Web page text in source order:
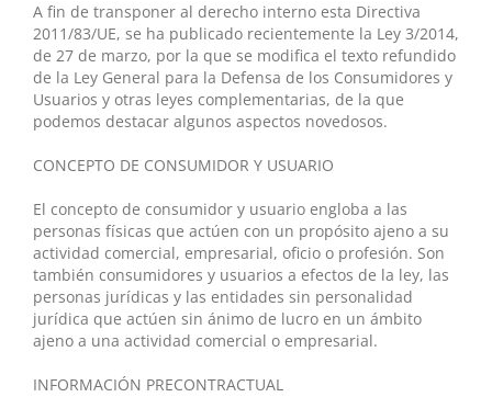
A fin de transponer al derecho interno esta Directiva
2011/83/UE, se ha publicado recientemente la Ley 3/2014,
de 27 de marzo, por la que se modifica el texto refundido
de la Ley General para la Defensa de los Consumidores y
Usuarios y otras leyes complementarias, de la que
podemos destacar algunos aspectos novedosos.
CONCEPTO DE CONSUMIDOR Y USUARIO
El concepto de consumidor y usuario engloba a las
personas físicas que actúen con un propósito ajeno a su
actividad comercial, empresarial, oficio o profesión. Son
también consumidores y usuarios a efectos de la ley, las
personas jurídicas y las entidades sin personalidad
jurídica que actúen sin ánimo de lucro en un ámbito
ajeno a una actividad comercial o empresarial.
INFORMACIÓN PRECONTRACTUAL